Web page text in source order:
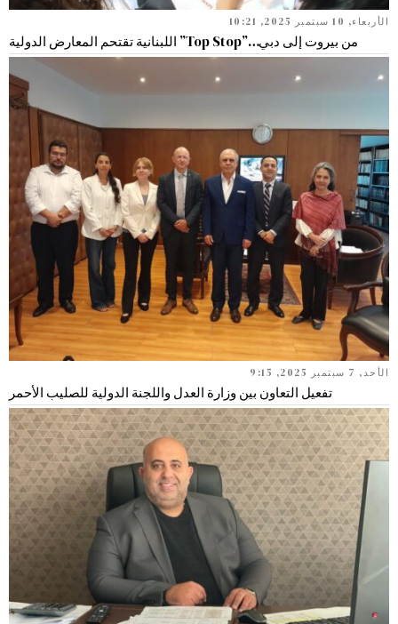
الأربعاء, 10 سبتمبر 2025, 10:21
من بيروت إلى دبي…”Top Stop” اللبنانية تقتحم المعارض الدولية
الأحد, 7 سبتمبر 2025, 9:15
تفعيل التعاون بين وزارة العدل واللجنة الدولية للصليب الأحمر